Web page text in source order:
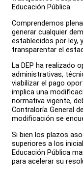
Educación Pública.
Comprendemos
generar cualquier
establecidos por ley,
transparentar el
La DEP ha realizado
administrativas,
viabilizar el pago
implica una
normativa vigente,
Contraloría General
modificación se
Si bien los plazos
superiores a los
Educación Pública
para acelerar su